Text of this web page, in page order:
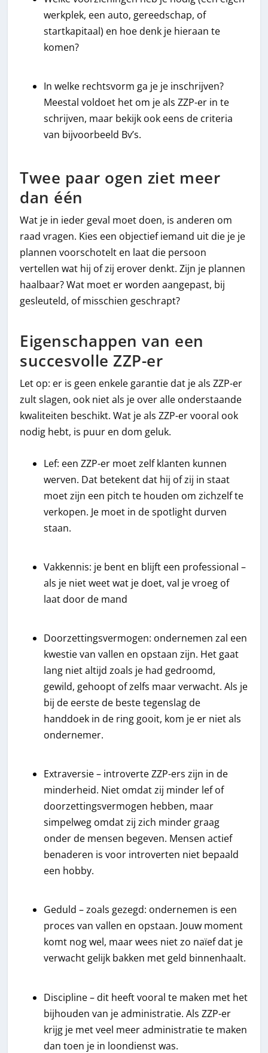
werkplek, een auto, gereedschap, of
startkapitaal) en hoe denk je hieraan te
komen?
In welke rechtsvorm ga je je inschrijven?
Meestal voldoet het om je als ZZP-er in te
schrijven, maar bekijk ook eens de criteria
van bijvoorbeeld Bv’s.
Twee paar ogen ziet meer
dan één
Wat je in ieder geval moet doen, is anderen om
raad vragen. Kies een objectief iemand uit die je je
plannen voorschotelt en laat die persoon
vertellen wat hij of zij erover denkt. Zijn je plannen
haalbaar? Wat moet er worden aangepast, bij
gesleuteld, of misschien geschrapt?
Eigenschappen van een
succesvolle ZZP-er
Let op: er is geen enkele garantie dat je als ZZP-er
zult slagen, ook niet als je over alle onderstaande
kwaliteiten beschikt. Wat je als ZZP-er vooral ook
nodig hebt, is puur en dom geluk.
Lef: een ZZP-er moet zelf klanten kunnen
werven. Dat betekent dat hij of zij in staat
moet zijn een pitch te houden om zichzelf te
verkopen. Je moet in de spotlight durven
staan.
Vakkennis: je bent en blijft een professional –
als je niet weet wat je doet, val je vroeg of
laat door de mand
Doorzettingsvermogen: ondernemen zal een
kwestie van vallen en opstaan zijn. Het gaat
lang niet altijd zoals je had gedroomd,
gewild, gehoopt of zelfs maar verwacht. Als je
bij de eerste de beste tegenslag de
handdoek in de ring gooit, kom je er niet als
ondernemer.
Extraversie – introverte ZZP-ers zijn in de
minderheid. Niet omdat zij minder lef of
doorzettingsvermogen hebben, maar
simpelweg omdat zij zich minder graag
onder de mensen begeven. Mensen actief
benaderen is voor introverten niet bepaald
een hobby.
Geduld – zoals gezegd: ondernemen is een
proces van vallen en opstaan. Jouw moment
komt nog wel, maar wees niet zo naïef dat je
verwacht gelijk bakken met geld binnenhaalt.
Discipline – dit heeft vooral te maken met het
bijhouden van je administratie. Als ZZP-er
krijg je met veel meer administratie te maken
dan toen je in loondienst was.